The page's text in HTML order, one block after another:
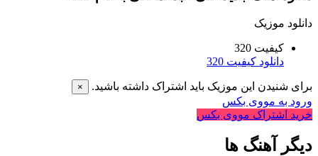
دانلود موزیک
کیفیت 320
دانلود کیفیت 320
برای شنیدن این موزیک باید اشتراک داشته باشید. ×
ورود به مووی بکس
خرید اشتراک مووی بکس
دیگر آهنگ ها